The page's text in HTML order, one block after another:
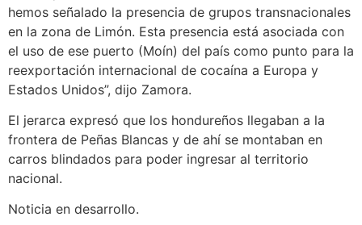
hemos señalado la presencia de grupos transnacionales
en la zona de Limón. Esta presencia está asociada con
el uso de ese puerto (Moín) del país como punto para la
reexportación internacional de cocaína a Europa y
Estados Unidos”, dijo Zamora.
El jerarca expresó que los hondureños llegaban a la
frontera de Peñas Blancas y de ahí se montaban en
carros blindados para poder ingresar al territorio
nacional.
Noticia en desarrollo.